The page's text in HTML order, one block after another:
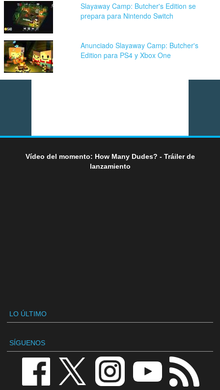
Slayaway Camp: Butcher's Edition se
prepara para Nintendo Switch
Anunciado Slayaway Camp: Butcher's
Edition para PS4 y Xbox One
Vídeo del momento: How Many Dudes? - Tráiler de
lanzamiento
LO ÚLTIMO
SÍGUENOS